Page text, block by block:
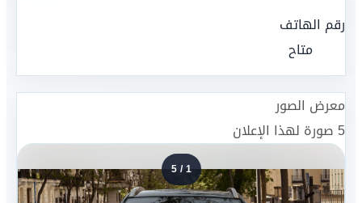
رقم الهاتف
متاح
معرض الصور
5 صورة لهذا الإعلان
1
/
5